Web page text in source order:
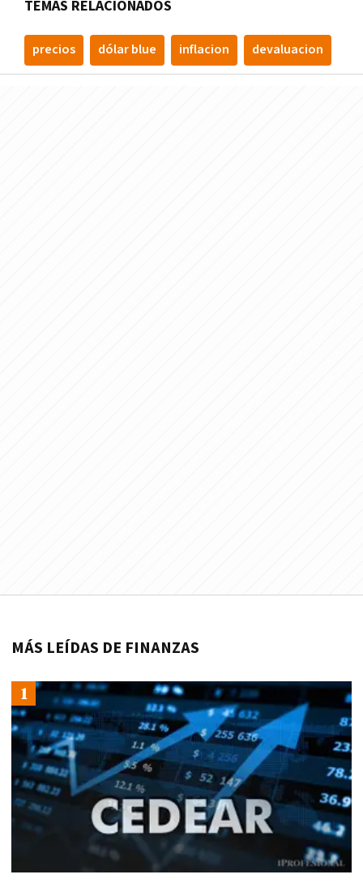
TEMAS RELACIONADOS
precios dólar blue inflacion devaluacion
MÁS LEÍDAS DE FINANZAS